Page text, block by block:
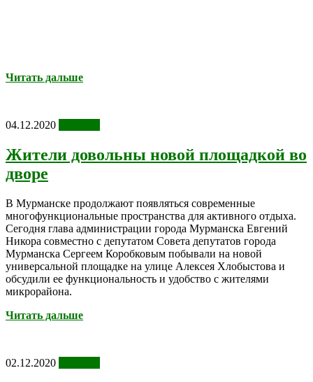
Читать дальше
04.12.2020
Жители довольны новой площадкой во
дворе
В Мурманске продолжают появляться современные
многофункциональные пространства для активного отдыха.
Сегодня глава администрации города Мурманска Евгений
Никора совместно с депутатом Совета депутатов города
Мурманска Сергеем Коробковым побывали на новой
универсальной площадке на улице Алексея Хлобыстова и
обсудили ее функциональность и удобство с жителями
микрорайона.
Читать дальше
02.12.2020